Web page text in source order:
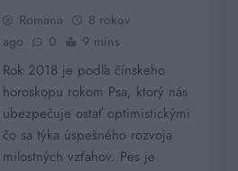
Romana
8 rokov
ago
0 9 mins
Rok 2018 je podľa čínskeho
horoskopu rokom Psa, ktorý nás
ubezpečuje ostať optimistickými
čo sa týka úspešného rozvoja
milostných vzťahov. Pes je